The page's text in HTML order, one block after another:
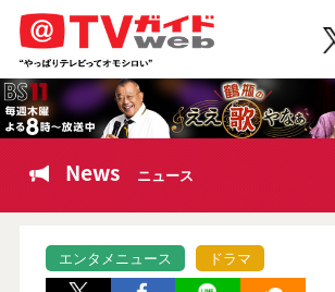
News ニュース
エンタメニュース ドラマ